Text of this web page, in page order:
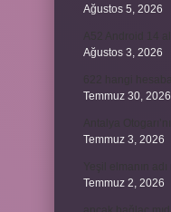
Ağustos 5, 2026
Ağustos 3, 2026
Temmuz 30, 2026
Temmuz 3, 2026
Temmuz 2, 2026